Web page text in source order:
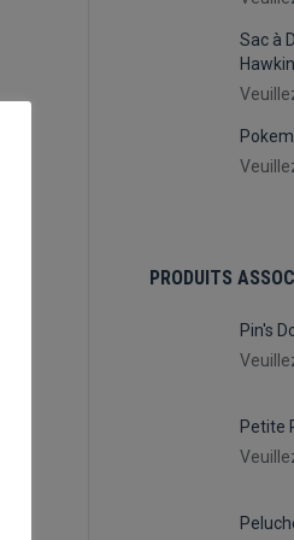
Sac à
PRODUITS
Pin's
Petite